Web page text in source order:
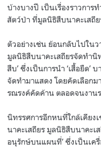
บ้างบางปี เป็นเรื่องราวการ
สัตว์ป่า ที่มูลนิธิสืบนาคะเสถีย
ตัวอย่างเช่น ย้อนกลับไปในว
มูลนิธิสืบนาคะเสถียรจัดทำนิ
สืบ’ ซึ่งเป็นการนำ ‘เสื้อยืด’
จัดทำมาแสดง โดยคัดเลือกม
รณรงค์คัดค้าน ตลอดจนงาน
นิทรรศการอีกหนที่ใกล้เคียง
นาคะเสถียร มูลนิธิสืบนาคะเ
อนุรักษ์บนแผนที่’ ซึ่งเป็นเ